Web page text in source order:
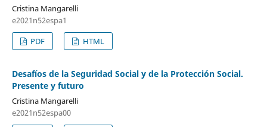
Cristina Mangarelli
e2021n52espa1
PDF
HTML
Desafíos de la Seguridad Social y de la Protección Social.
Presente y futuro
Cristina Mangarelli
e2021n52espa00